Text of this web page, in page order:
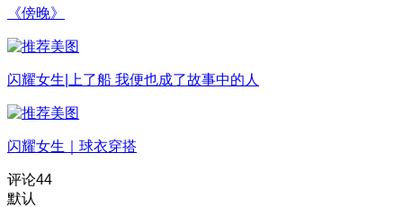
《傍晚》
闪耀女生|上了船 我便也成了故事中的人
闪耀女生｜球衣穿搭
评论44
默认